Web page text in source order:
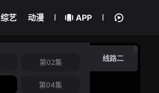
综艺 动漫 APP
线路二
第02集
第04集